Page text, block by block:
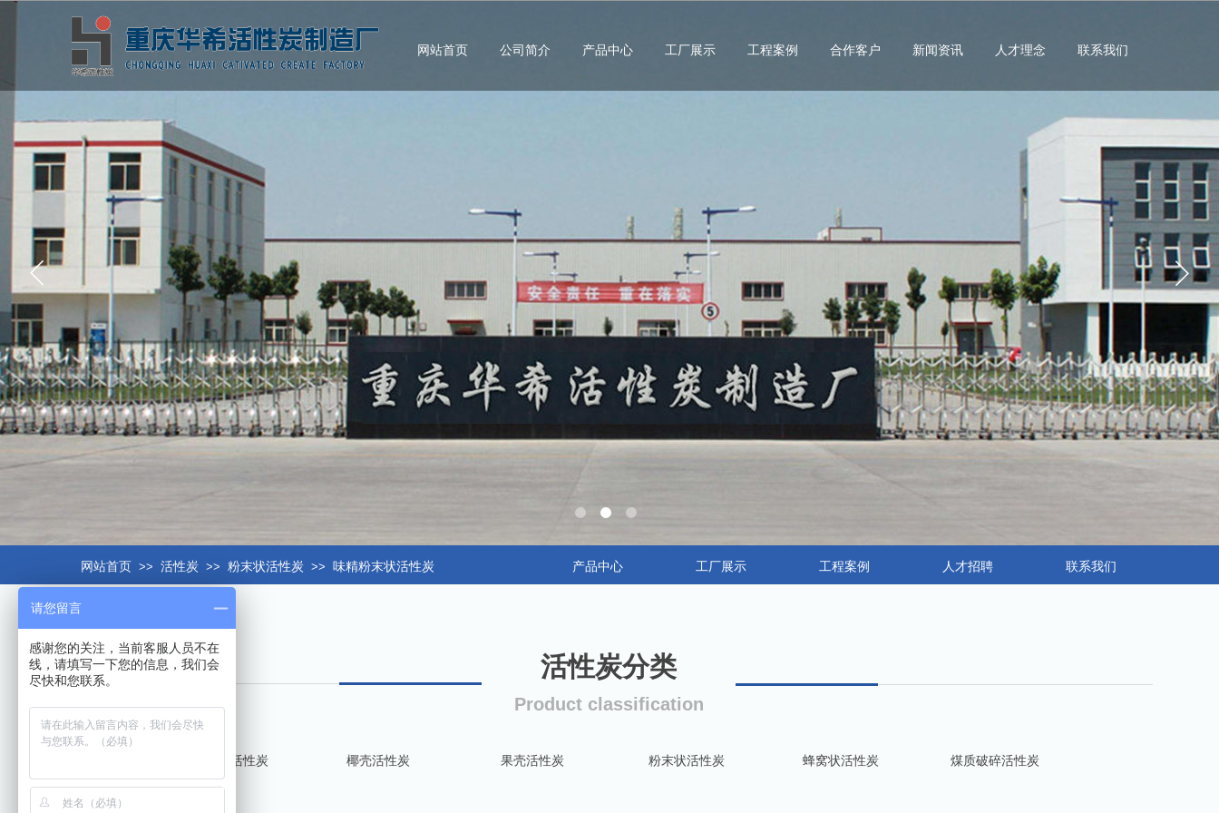
网站首页 >> 活性炭 >> 粉末状活性炭 >> 味精粉末状活性炭 产品中心 工厂展示 工程案例 人才招聘 联系我们
活性炭分类
Product classification
柱状颗粒活性炭 椰壳活性炭 果壳活性炭 粉末状活性炭 蜂窝状活性炭 煤质破碎活性炭
网站首页 公司简介 产品中心 工厂展示 工程案例 合作客户 新闻资讯 人才理念 联系我们
请您留言
感谢您的关注，当前客服人员不在
线，请填写一下您的信息，我们会
尽快和您联系。